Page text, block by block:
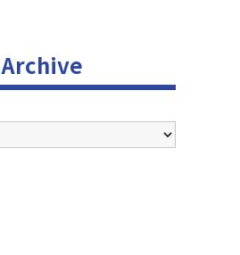
Archive